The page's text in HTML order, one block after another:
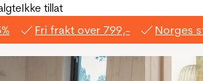
Ikke tillat
Fri frakt over 799,- Norges